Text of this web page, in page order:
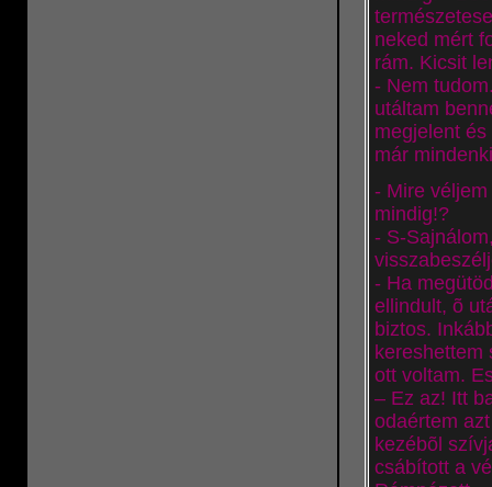
neked mért
rám. Kicsit
- Nem
utáltam
megjelent
már
- Mire
mindig!?
- S-
- Ha
ellindult, õ
biztos.
kereshettem
ott voltam.
– Ez az! Itt
odaértem
kezébõl
csábított a